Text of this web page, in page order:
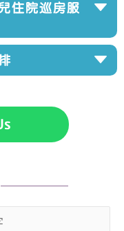
住院巡房服